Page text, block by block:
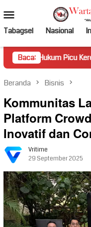
ke
kontenMobile
Tabagsel Nasional
Baca:
Picu Keresahan
Beranda Bisnis
Kommunitas
Platform
Inovatif dan
Vritime
29 September 2025